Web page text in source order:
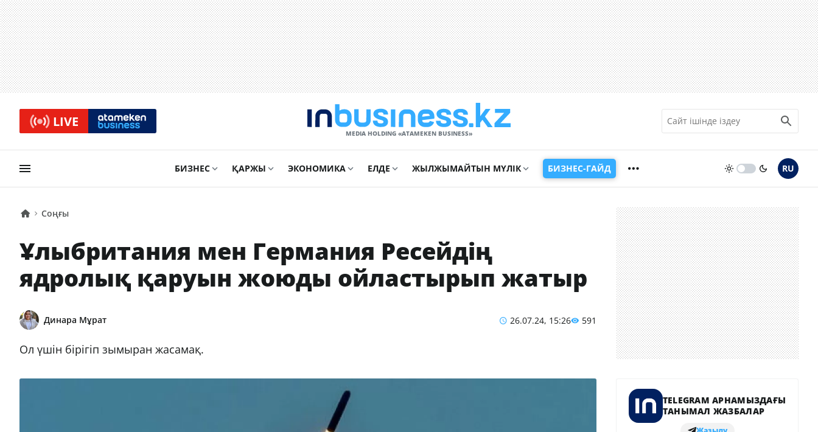
LIVE
MEDIA HOLDING «ATAMEKЕN BUSINESS»
БИЗНЕС ҚАРЖЫ ЭКОНОМИКА ЕЛДЕ ЖЫЛЖЫМАЙТЫН МҮЛІК БИЗНЕС-ГАЙД RU
Соңғы
Ұлыбритания мен Германия Ресейдің
ядролық қаруын жоюды ойластырып жатыр
Динара Мұрат 26.07.24, 15:26 591
Ол үшін бірігіп зымыран жасамақ.